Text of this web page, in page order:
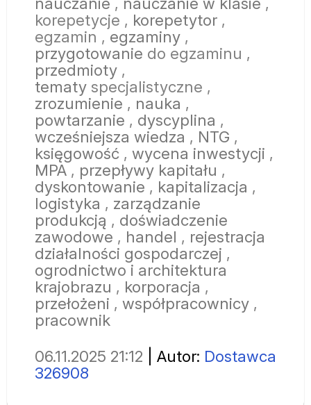
korepetycje , korepetytor ,
egzamin , egzaminy ,
przygotowanie do egzaminu ,
przedmioty ,
tematy specjalistyczne ,
zrozumienie , nauka ,
powtarzanie , dyscyplina ,
wcześniejsza wiedza , NTG ,
księgowość , wycena inwestycji ,
MPA , przepływy kapitału ,
dyskontowanie , kapitalizacja ,
logistyka , zarządzanie
produkcją , doświadczenie
zawodowe , handel , rejestracja
działalności gospodarczej ,
ogrodnictwo i architektura
krajobrazu , korporacja ,
przełożeni , współpracownicy ,
pracownik
06.11.2025 21:12 | Autor: Dostawca
326908